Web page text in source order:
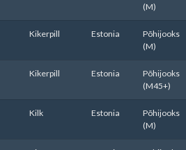
(M)
Kikerpill Estonia
Põhijooks
(M)
Kikerpill Estonia
Põhijooks
(M45+)
Kilk Estonia
Põhijooks
(M)